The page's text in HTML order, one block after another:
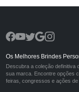
Os Melhores Brindes
Descubra a coleção definitiva
sua marca. Encontre opções
feiras, congressos e ações